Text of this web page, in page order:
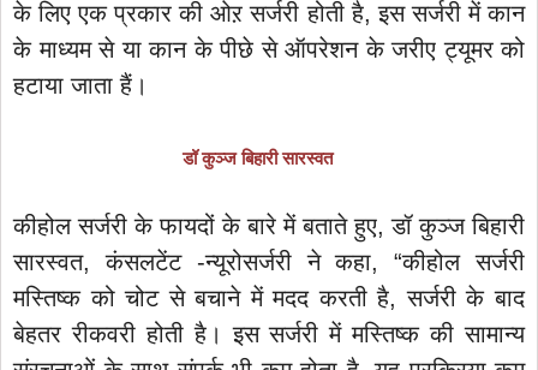
के लिए एक प्रकार की ओऱ सर्जरी होती है, इस सर्जरी में कान
के माध्यम से या कान के पीछे से ऑपरेशन के जरीए ट्यूमर को
हटाया जाता हैं।
डॉ कुञ्ज बिहारी सारस्वत
कीहोल सर्जरी के फायदों के बारे में बताते हुए, डॉ कुञ्ज बिहारी
सारस्वत, कंसलटेंट -न्यूरोसर्जरी ने कहा, “कीहोल सर्जरी
मस्तिष्क को चोट से बचाने में मदद करती है, सर्जरी के बाद
बेहतर रीकवरी होती है। इस सर्जरी में मस्तिष्क की सामान्य